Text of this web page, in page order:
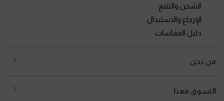
الشحن والتتبع
الإرجاع والاستبدال
دليل المقاسات
من نحن
التسوق معنا